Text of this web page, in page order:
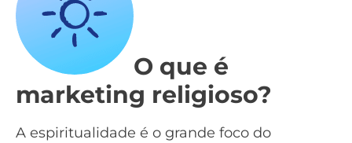
O que é
marketing religioso?
A espiritualidade é o grande foco do